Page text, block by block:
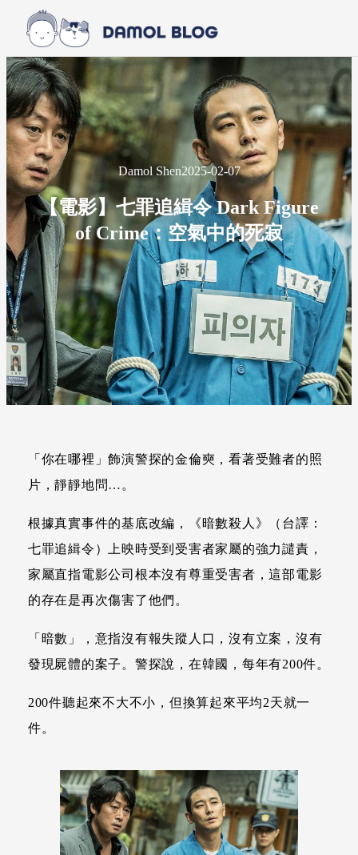
Skip to main content
Damol Shen2025-02-07
【電影】七罪追緝令 Dark Figure
of Crime：空氣中的死寂
「你在哪裡」飾演警探的金倫奭，看著受難者的照
片，靜靜地問…。
根據真實事件的基底改編，《暗數殺人》（台譯：
七罪追緝令）上映時受到受害者家屬的強力譴責，
家屬直指電影公司根本沒有尊重受害者，這部電影
的存在是再次傷害了他們。
「暗數」，意指沒有報失蹤人口，沒有立案，沒有
發現屍體的案子。警探說，在韓國，每年有200件。
200件聽起來不大不小，但換算起來平均2天就一
件。